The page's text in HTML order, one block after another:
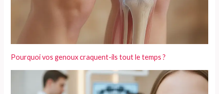
Pourquoi vos genoux craquent-ils tout le temps ?